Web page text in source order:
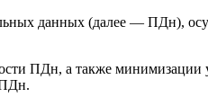
данных (далее — ПДн),
ПДн, а также